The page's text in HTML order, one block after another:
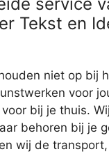
Tekst en
niet op bij
voor
bij je thuis.
behoren bij je
wij de